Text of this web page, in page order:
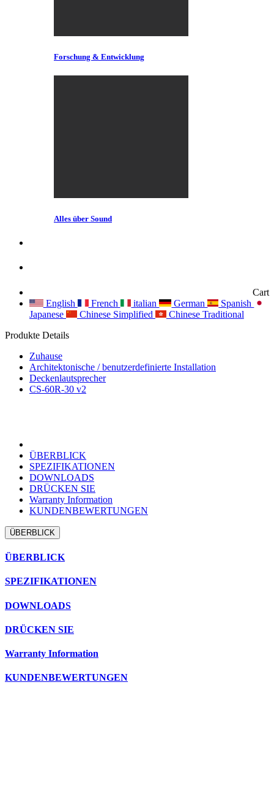
Forschung & Entwicklung
Alles über Sound
Cart
English
French italian German
Spanish
Japanese
Chinese Simplified
Chinese Traditional
Produkte Details
Zuhause
Architektonische / benutzerdefinierte Installation
Deckenlautsprecher
CS-60R-30 v2
ÜBERBLICK
SPEZIFIKATIONEN
DOWNLOADS
DRÜCKEN SIE
Warranty Information
KUNDENBEWERTUNGEN
ÜBERBLICK
ÜBERBLICK
SPEZIFIKATIONEN
DOWNLOADS
DRÜCKEN SIE
Warranty Information
KUNDENBEWERTUNGEN